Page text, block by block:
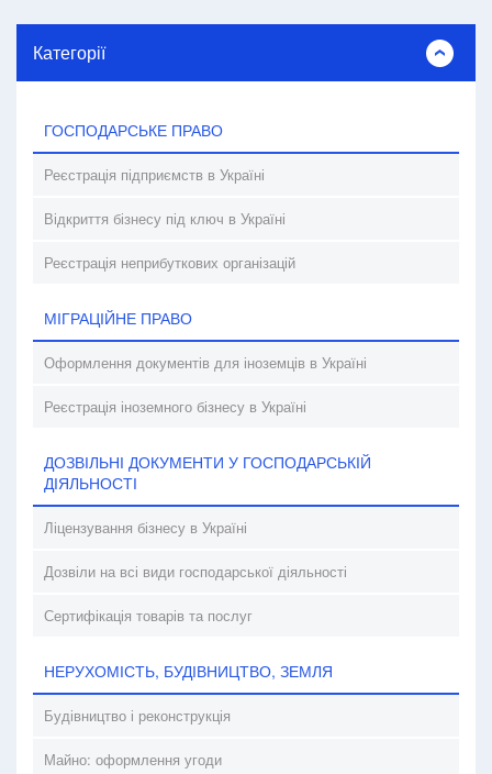
Категорії
ГОСПОДАРСЬКЕ ПРАВО
Реєстрація підприємств в Україні
Відкриття бізнесу під ключ в Україні
Реєстрація неприбуткових організацій
МІГРАЦІЙНЕ ПРАВО
Оформлення документів для іноземців в Україні
Реєстрація іноземного бізнесу в Україні
ДОЗВІЛЬНІ ДОКУМЕНТИ У ГОСПОДАРСЬКІЙ
ДІЯЛЬНОСТІ
Ліцензування бізнесу в Україні
Дозвіли на всі види господарської діяльності
Сертифікація товарів та послуг
НЕРУХОМІСТЬ, БУДІВНИЦТВО, ЗЕМЛЯ
Будівництво і реконструкція
Майно: оформлення угоди